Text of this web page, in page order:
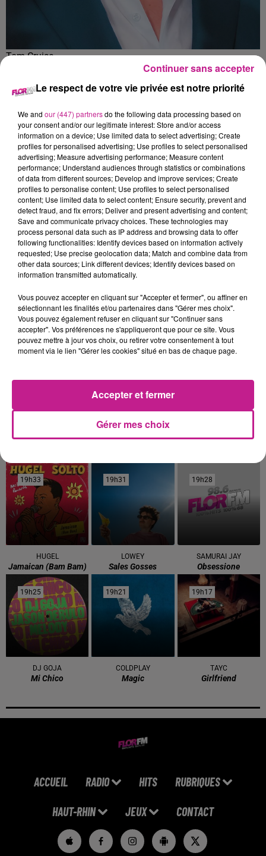
Tom Cruise
C’est pour le moins une romance inattendue ! Selon les
révélations d’une source au site britannique du Daily Mail,
Tom Cruise aurait été bouleversé par la prestation de
l’ancienne star de la série «Alerte à Malibu» dans le film
«The Last Showgirl».Pamela Anderson incarne une
danseuse de cabaret dont le spectacle est brusquement
interrompu. Elle sera obligée de donner une suite à sa
carrière tout en gérant ses relations compliquées avec sa
fille. L’actrice de 58 ans y offre une performance qui aurait
«impressionné» Tom Cruise, au point que ce dernier décide
de la contacter. Depuis, ils sont en contact régulier et leur
relation aurait évolué (toujours selon la presse)
La dernière relation amoureuse connue de Pamela Anderson
de la comédie «The Naked Gun».
TITRES DIFFUSÉS Voir plus
19h33
19h33
HUGEL
Jamaican (bam Bam)
19h31
19h31
LOWEY
Sales Gosses
19h28
19h28
SAMURAI JAY
Obsessione
19h25
19h25
DJ GOJA
Mi Chico
19h21
19h21
COLDPLAY
Magic
19h17
19h17
TAYC
Girlfriend
ACCUEIL RADIO HITS RUBRIQUES
HAUT-RHIN JEUX CONTACT
Le respect de votre vie privée est notre priorité
We and our (447) partnersdo the following data processing based on
your consent and/or our legitimate interest: Store and/or access
information on a device; Use limited data to select advertising; Create
profiles for personalised advertising; Use profiles to select personalised
advertising; Measure advertising performance; Measure content
performance; Understand audiences through statistics or combinations
of data from different sources; Develop and improve services; Create
profiles to personalise content; Use profiles to select personalised
content; Use limited data to select content; Ensure security, prevent and
detect fraud, and fix errors; Deliver and present advertising and content;
Save and communicate privacy choices. These technologies may
process personal data such as IP address and browsing data to offer
following functionalities: Identify devices based on information actively
requested; Use precise geolocation data; Match and combine data from
other data sources; Link different devices; Identify devices based on
information transmitted automatically.
Vous pouvez accepter en cliquant sur "Accepter et fermer", ou affiner en
sélectionnant les finalités et/ou partenaires dans "Gérer mes choix".
Vous pouvez également refuser en cliquant sur "Continuer sans
accepter". Vos préférences ne s'appliqueront que pour ce site. Vous
pouvez mettre à jour vos choix, ou retirer votre consentement à tout
moment via le lien "Gérer les cookies" situé en bas de chaque page.
Gérer mes choix
Accepter et fermer
Continuer sans accepter